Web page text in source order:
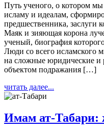
Путь ученого, о котором мы
исламу и идеалам,
предшественника, заслуги
Маяк и зияющая корона
ученый, биография
Люди со всего исламского
на сложные юридические
объектом подражания […]
читать далее...
Имам ат-Табари: